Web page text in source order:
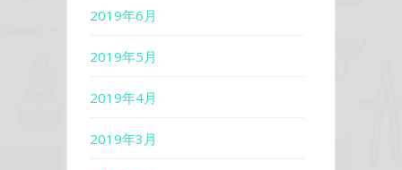
2019年6月
2019年5月
2019年4月
2019年3月